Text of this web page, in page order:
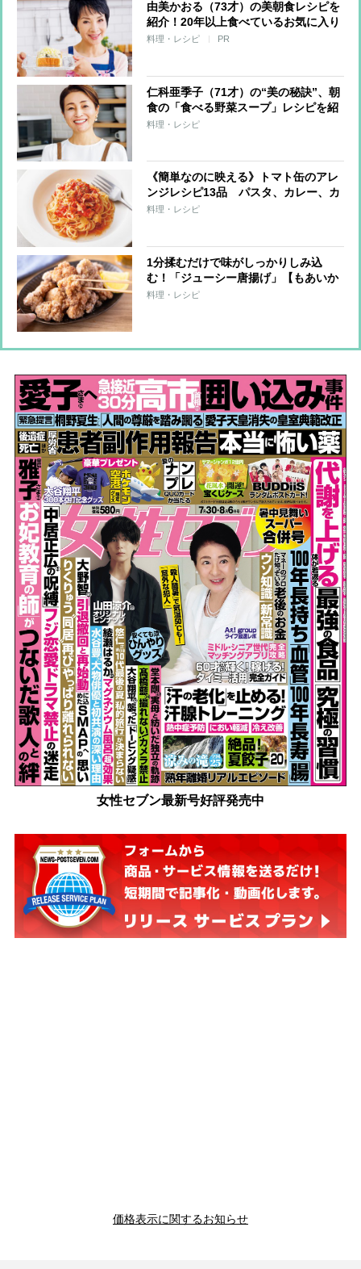
由美かおる（73才）の美朝食レシピを
紹介！20年以上食べているお気に入り
「しらすチーズトースト」
料理・レシピ PR
仁科亜季子（71才）の“美の秘訣”、朝
食の「食べる野菜スープ」レシピを紹
介
料理・レシピ
《簡単なのに映える》トマト缶のアレ
ンジレシピ13品 パスタ、カレー、カ
ルパッチョ、スムージーもおいしく
料理・レシピ
1分揉むだけで味がしっかりしみ込
む！「ジューシー唐揚げ」【もあいか
すみ ラクウマレシピ】
料理・レシピ
女性セブン最新号好評発売中
価格表示に関するお知らせ